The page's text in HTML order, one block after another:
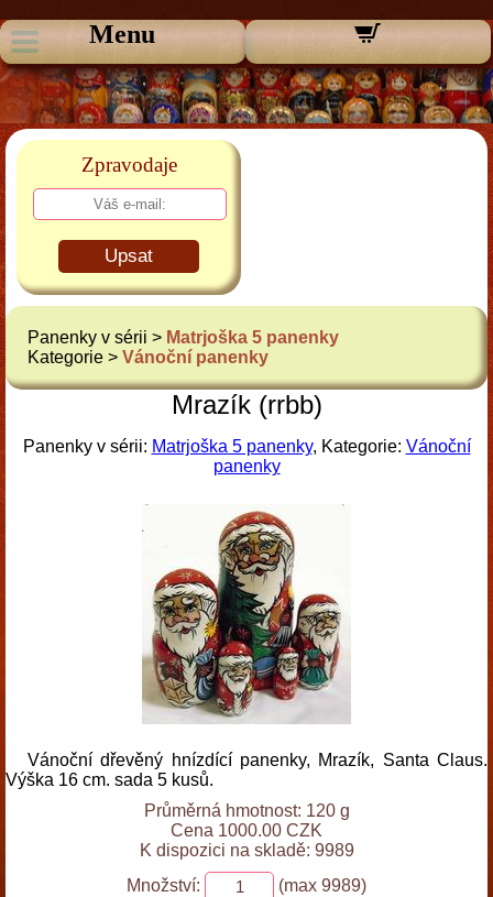
Menu
Zpravodaje
Upsat
Panenky v sérii > Matrjoška 5 panenky
Kategorie > Vánoční panenky
Mrazík (rrbb)
Panenky v sérii: Matrjoška 5 panenky, Kategorie: Vánoční
panenky
Vánoční dřevěný hnízdící panenky, Mrazík, Santa Claus.
Výška 16 cm. sada 5 kusů.
Průměrná hmotnost: 120 g
Cena 1000.00 CZK
K dispozici na skladě: 9989
Množství:
(max 9989)